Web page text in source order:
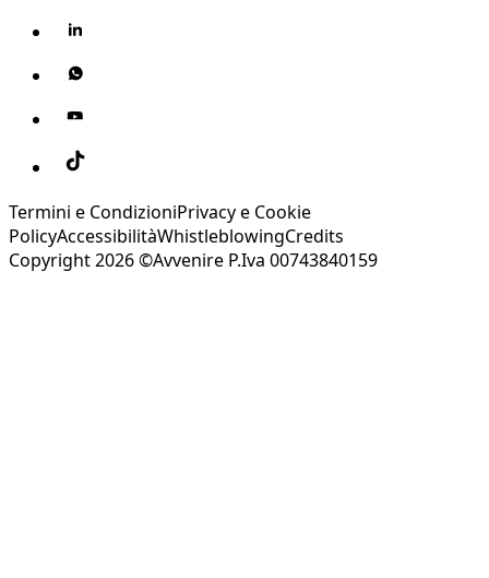
Termini e CondizioniPrivacy e Cookie
PolicyAccessibilitàWhistleblowingCredits
Copyright 2026 ©Avvenire P.Iva 00743840159